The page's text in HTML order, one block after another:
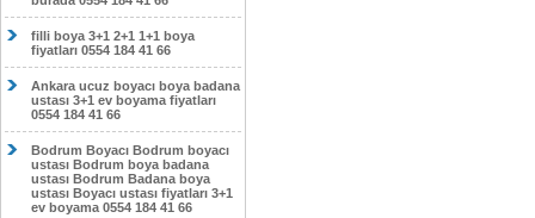
filli boya 3+1 2+1 1+1 boya
fiyatları 0554 184 41 66
Ankara ucuz boyacı boya badana
ustası 3+1 ev boyama fiyatları
0554 184 41 66
Bodrum Boyacı Bodrum boyacı
ustası Bodrum boya badana
ustası Bodrum Badana boya
ustası Boyacı ustası fiyatları 3+1
ev boyama 0554 184 41 66